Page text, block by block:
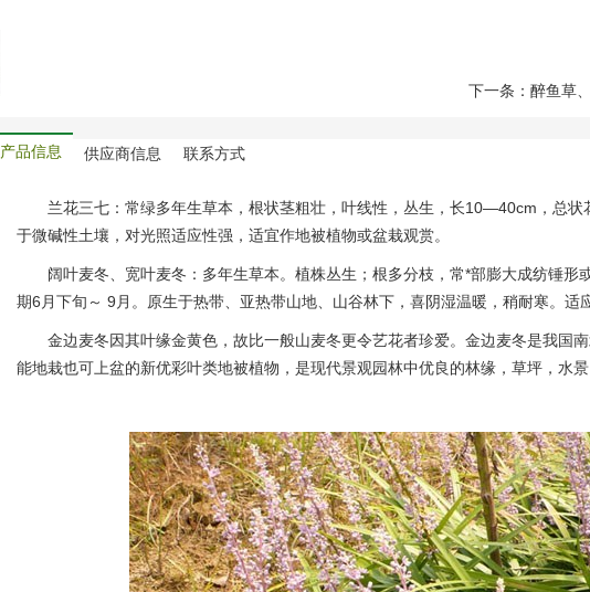
下一条：醉鱼草
产品信息 供应商信息 联系方式
兰花三七：常绿多年生草本，根状茎粗壮，叶线性，丛生，长10—40cm，总
于微碱性土壤，对光照适应性强，适宜作地被植物或盆栽观赏。
阔叶麦冬、宽叶麦冬：多年生草本。植株丛生；根多分枝，常*部膨大成纺锤
期6月下旬～ 9月。原生于热带、亚热带山地、山谷林下，喜阴湿温暖，稍耐寒。适
金边麦冬因其叶缘金黄色，故比一般山麦冬更令艺花者珍爱。金边麦冬是我国
能地栽也可上盆的新优彩叶类地被植物，是现代景观园林中优良的林缘，草坪，水